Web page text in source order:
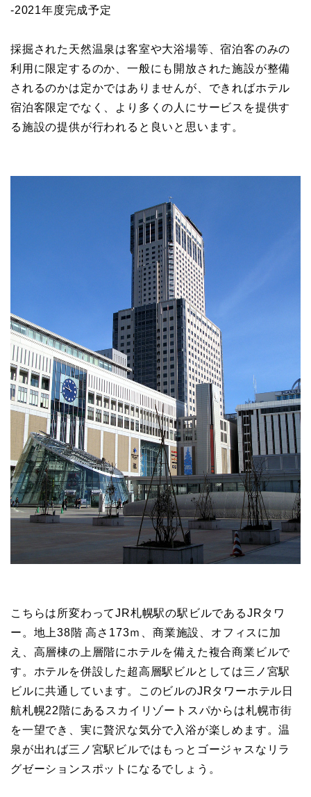
-2021年度完成予定
採掘された天然温泉は客室や大浴場等、宿泊客のみの
利用に限定するのか、一般にも開放された施設が整備
されるのかは定かではありませんが、できればホテル
宿泊客限定でなく、より多くの人にサービスを提供す
る施設の提供が行われると良いと思います。
こちらは所変わってJR札幌駅の駅ビルであるJRタワ
ー。地上38階 高さ173ｍ、商業施設、オフィスに加
え、高層棟の上層階にホテルを備えた複合商業ビルで
す。ホテルを併設した超高層駅ビルとしては三ノ宮駅
ビルに共通しています。このビルのJRタワーホテル日
航札幌22階にあるスカイリゾートスパからは札幌市街
を一望でき、実に贅沢な気分で入浴が楽しめます。温
泉が出れば三ノ宮駅ビルではもっとゴージャスなリラ
グゼーションスポットになるでしょう。